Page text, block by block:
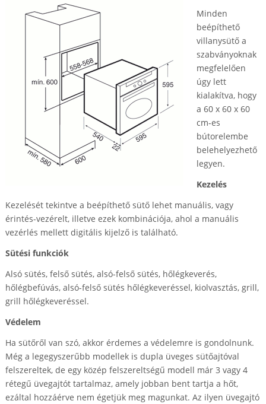
Minden
beépíthető
villanysütő a
szabványoknak
megfelelően
úgy lett
kialakítva, hogy
a 60 x 60 x 60
cm-es
bútorelembe
belehelyezhető
legyen.
Kezelés
Kezelését tekintve a beépíthető sütő lehet manuális, vagy
érintés-vezérelt, illetve ezek kombinációja, ahol a manuális
vezérlés mellett digitális kijelző is található.
Sütési funkciók
Alsó sütés, felső sütés, alsó-felső sütés, hőlégkeverés,
hőlégbefúvás, alsó-felső sütés hőlégkeveréssel, kiolvasztás, grill,
grill hőlégkeveréssel.
Védelem
Ha sütőről van szó, akkor érdemes a védelemre is gondolnunk.
Még a legegyszerűbb modellek is dupla üveges sütőajtóval
felszereltek, de egy közép felszereltségű modell már 3 vagy 4
rétegű üvegajtót tartalmaz, amely jobban bent tartja a hőt,
ezáltal hozzáérve nem égetjük meg magunkat. Az ilyen üvegajtó